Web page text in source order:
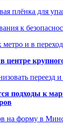
плёнка для
к
метро и в
центре
переезд
подходы к
на форму в